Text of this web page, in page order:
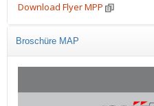
Download Flyer MPP
Broschüre MAP